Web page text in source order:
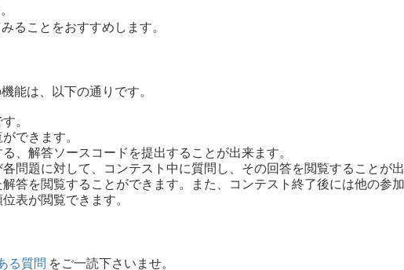
ることをおすすめします。
能は、以下の通りです。
。
できます。
、解答ソースコードを提出することが出来ます。
問題に対して、コンテスト中に質問し、その回答を閲覧することが
答を閲覧することができます。また、コンテスト終了後には他の参
表が閲覧できます。
る質問 をご一読下さいませ。